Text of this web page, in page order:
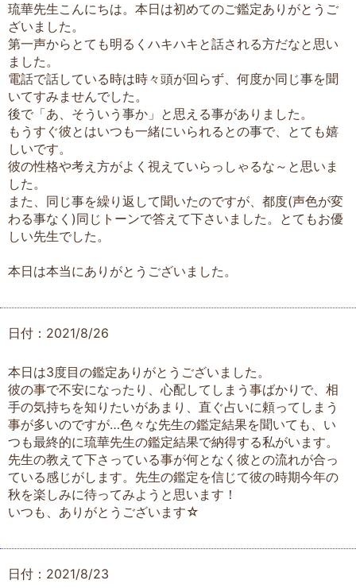
琉華先生こんにちは。本日は初めてのご鑑定ありがとうご
ざいました。
第一声からとても明るくハキハキと話される方だなと思い
ました。
電話で話している時は時々頭が回らず、何度か同じ事を聞
いてすみませんでした。
後で「あ、そういう事か」と思える事がありました。
もうすぐ彼とはいつも一緒にいられるとの事で、とても嬉
しいです。
彼の性格や考え方がよく視えていらっしゃるな～と思いま
した。
また、同じ事を繰り返して聞いたのですが、都度(声色が変
わる事なく)同じトーンで答えて下さいました。とてもお優
しい先生でした。
本日は本当にありがとうございました。
日付：2021/8/26
本日は3度目の鑑定ありがとうございました。
彼の事で不安になったり、心配してしまう事ばかりで、相
手の気持ちを知りたいがあまり、直ぐ占いに頼ってしまう
事が多いのですが…色々な先生の鑑定結果を聞いても、い
つも最終的に琉華先生の鑑定結果で納得する私がいます。
先生の教えて下さっている事が何となく彼との流れが合っ
ている感じがします。先生の鑑定を信じて彼の時期今年の
秋を楽しみに待ってみようと思います！
いつも、ありがとうございます☆
日付：2021/8/23